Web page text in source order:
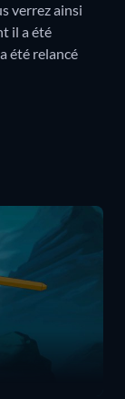
verrez ainsi
il a été
été relancé